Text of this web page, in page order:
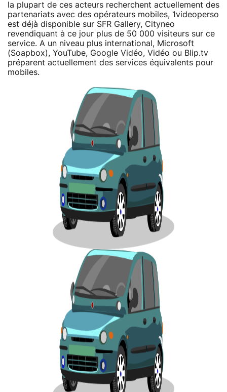
la plupart de ces acteurs recherchent actuellement des
partenariats avec des opérateurs mobiles, 1videoperso
est déjà disponible sur SFR Gallery, Cityneo
revendiquant à ce jour plus de 50 000 visiteurs sur ce
service. A un niveau plus international, Microsoft
(Soapbox), YouTube, Google Vidéo, Vidéo ou Blip.tv
préparent actuellement des services équivalents pour
mobiles.